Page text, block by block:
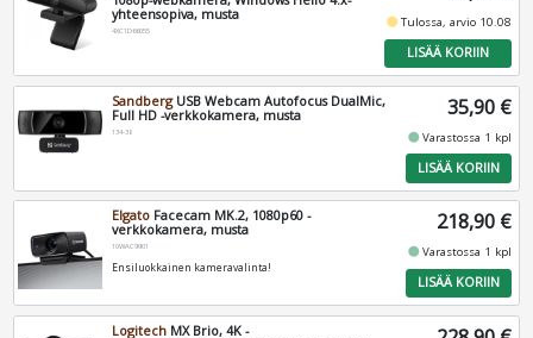
yhteensopiva, musta
4XC1D66055
fiber_manual_recordTulossa, arvio 10.08
LISÄÄ KORIIN
SandbergUSB Webcam Autofocus DualMic,
Full HD -verkkokamera, musta
134-38
35,90 €
fiber_manual_recordVarastossa 1 kpl
LISÄÄ KORIIN
Elgato Facecam MK.2, 1080p60 -
verkkokamera, musta
10WAC9901
Ensiluokkainen kameravalinta!
218,90 €
fiber_manual_recordVarastossa 1 kpl
LISÄÄ KORIIN
Logitech MX Brio, 4K -